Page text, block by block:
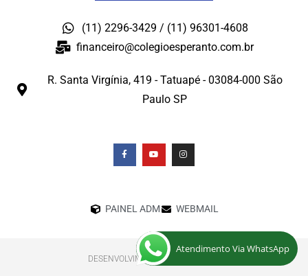
(11) 2296-3429 / (11) 96301-4608
financeiro@colegioesperanto.com.br
R. Santa Virgínia, 419 - Tatuapé - 03084-000 São
Paulo SP
PAINEL ADM WEBMAIL
DESENVOLVIMENTO: ELEMENTWEB
Atendimento Via WhatsApp